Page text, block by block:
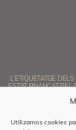
Utilizamos cookies
L’ETIQUETATGE
ESTAT FINANÇAT PEL